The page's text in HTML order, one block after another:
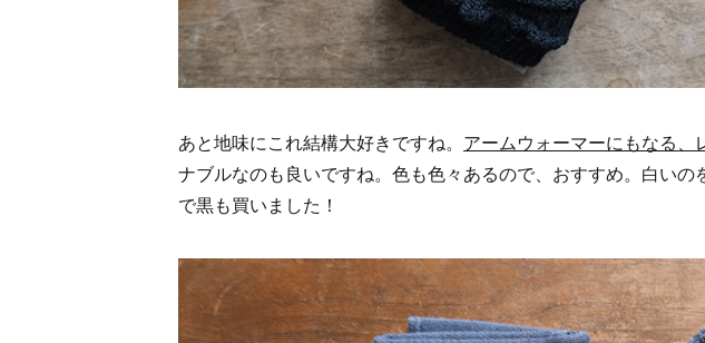
あと地味にこれ結構大好きですね。 アームウォーマーにもなる、
ナブルなのも良いですね。色も色々あるので、おすすめ。白いの
で黒も買いました！